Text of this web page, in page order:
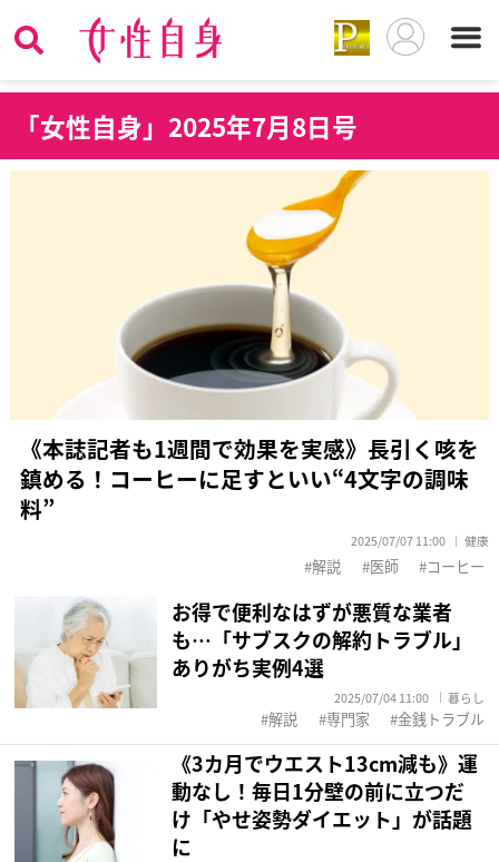
「女性自身」2025年7月8日号
《本誌記者も1週間で効果を実感》長引く咳を
鎮める！コーヒーに足すといい“4文字の調味
料”
2025/07/07 11:00 健康
解説 医師 コーヒー
お得で便利なはずが悪質な業者
も…「サブスクの解約トラブル」
ありがち実例4選
2025/07/04 11:00 暮らし
解説 専門家 金銭トラブル
《3カ月でウエスト13cm減も》運
動なし！毎日1分壁の前に立つだ
け「やせ姿勢ダイエット」が話題
に